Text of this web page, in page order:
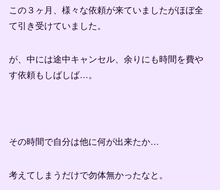
この３ヶ月、様々な依頼が来ていましたがほぼ全
て引き受けていました。
が、中には途中キャンセル、余りにも時間を費や
す依頼もしばしば…。
その時間で自分は他に何が出来たか…
考えてしまうだけで勿体無かったなと。